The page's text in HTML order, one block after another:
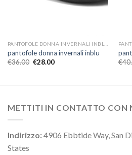
pantofole donna invernali inblu
€36.00 €28.00
€
METTITI IN CONTATTO CON
Indirizzo:4906 Ebbtide Way, San
States